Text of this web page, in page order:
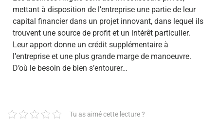
mettant à disposition de l’entreprise une partie de leur
capital financier dans un projet innovant, dans lequel ils
trouvent une source de profit et un intérêt particulier.
Leur apport donne un crédit supplémentaire à
l’entreprise et une plus grande marge de manoeuvre.
D’où le besoin de bien s’entourer…
Tu as aimé cette lecture ?